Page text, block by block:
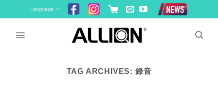
to
Language
TAG ARCHIVES: 錄音